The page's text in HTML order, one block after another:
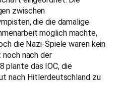
zwischen
die die damalige
möglich machte,
die Nazi-Spiele waren kein
nach der
plante das IOC, die
nach Hitlerdeutschland zu